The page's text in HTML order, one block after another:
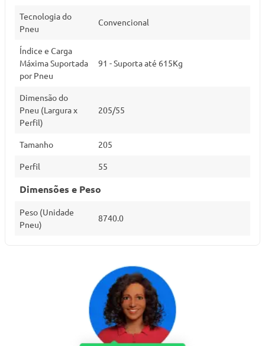
Tecnologia do
Pneu
Convencional
Índice e Carga
Máxima Suportada
por Pneu
91 - Suporta até 615Kg
Dimensão do
Pneu (Largura x
Perfil)
205/55
Tamanho 205
Perfil 55
Dimensões e Peso
Peso (Unidade
Pneu)
8740.0